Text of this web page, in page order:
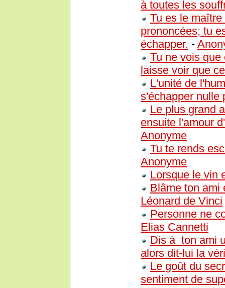
à toutes les
Tu es le
prononcées; tu
échapper. -
Tu ne vois
laisse voir que
L'unité de
s'échapper nulle
Le plus grand
ensuite l'amour
Anonyme
Tu te rends
Anonyme
Lorsque le vin
Blâme ton ami
Léonard de Vinci
Personne ne
Elias Cannetti
Dis à ton ami
alors dit-lui la
Le goût du
sentiment de